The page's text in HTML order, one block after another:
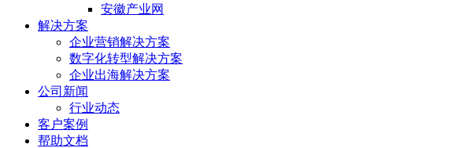
安徽产业网
解决方案
企业营销解决方案
数字化转型解决方案
企业出海解决方案
公司新闻
行业动态
客户案例
帮助文档